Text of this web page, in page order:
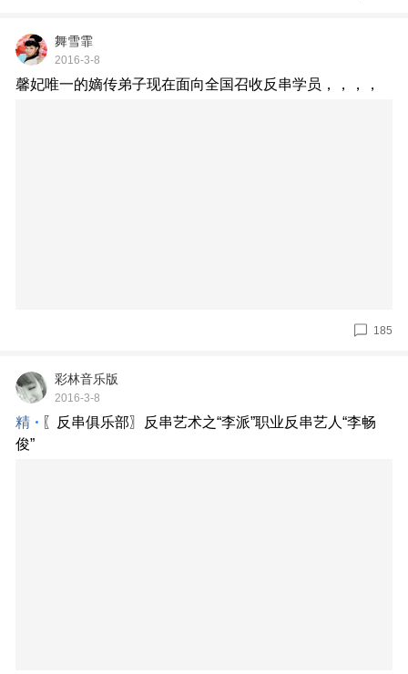
舞雪霏
2016-3-8
馨妃唯一的嫡传弟子现在面向全国召收反串学员，，，，
185
彩林音乐版
2016-3-8
精
〖反串俱乐部〗反串艺术之“李派”职业反串艺人“李畅
俊”